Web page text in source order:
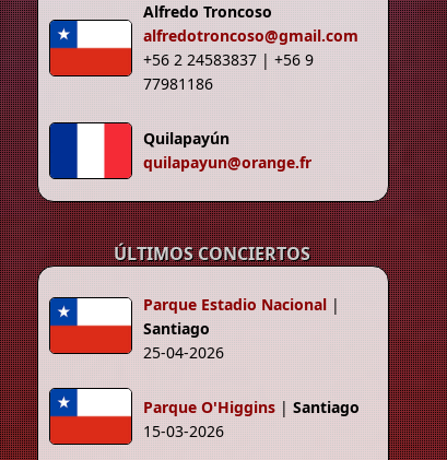
Alfredo Troncoso
alfredotroncoso@gmail.com
+56 2 24583837 | +56 9
77981186
Quilapayún
quilapayun@orange.fr
ÚLTIMOS CONCIERTOS
Parque Estadio Nacional |
Santiago
25-04-2026
Parque O'Higgins |Santiago
15-03-2026